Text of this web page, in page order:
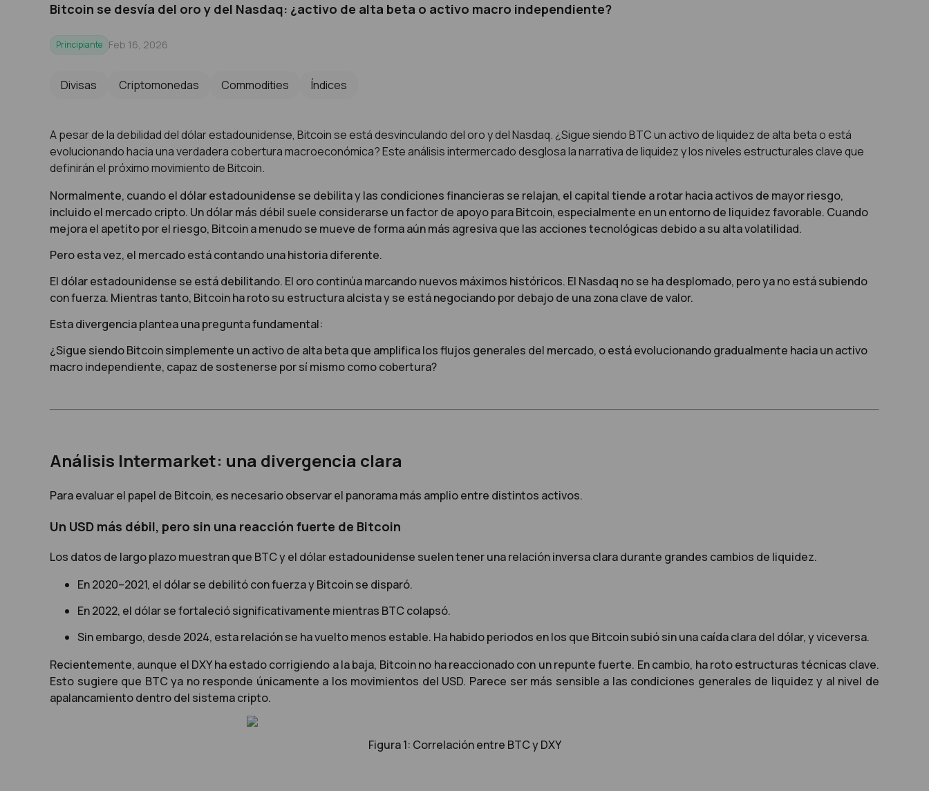
Bitcoin se desvía del oro y del Nasdaq: ¿activo de alta beta o activo macro independiente?
Principiante Feb 16, 2026
Divisas Criptomonedas Commodities Índices
A pesar de la debilidad del dólar estadounidense, Bitcoin se está desvinculando del oro y del Nasdaq. ¿Sigue siendo BTC un activo de liquidez de alta beta o está
evolucionando hacia una verdadera cobertura macroeconómica? Este análisis intermercado desglosa la narrativa de liquidez y los niveles estructurales clave que
definirán el próximo movimiento de Bitcoin.
Normalmente, cuando el dólar estadounidense se debilita y las condiciones financieras se relajan, el capital tiende a rotar hacia activos de mayor riesgo,
incluido el mercado cripto. Un dólar más débil suele considerarse un factor de apoyo para Bitcoin, especialmente en un entorno de liquidez favorable. Cuando
mejora el apetito por el riesgo, Bitcoin a menudo se mueve de forma aún más agresiva que las acciones tecnológicas debido a su alta volatilidad.
Pero esta vez, el mercado está contando una historia diferente.
El dólar estadounidense se está debilitando. El oro continúa marcando nuevos máximos históricos. El Nasdaq no se ha desplomado, pero ya no está subiendo
con fuerza. Mientras tanto, Bitcoin ha roto su estructura alcista y se está negociando por debajo de una zona clave de valor.
Esta divergencia plantea una pregunta fundamental:
¿Sigue siendo Bitcoin simplemente un activo de alta beta que amplifica los flujos generales del mercado, o está evolucionando gradualmente hacia un activo
macro independiente, capaz de sostenerse por sí mismo como cobertura?
Análisis Intermarket: una divergencia clara
Para evaluar el papel de Bitcoin, es necesario observar el panorama más amplio entre distintos activos.
Un USD más débil, pero sin una reacción fuerte de Bitcoin
Los datos de largo plazo muestran que BTC y el dólar estadounidense suelen tener una relación inversa clara durante grandes cambios de liquidez.
En 2020–2021, el dólar se debilitó con fuerza y Bitcoin se disparó.
En 2022, el dólar se fortaleció significativamente mientras BTC colapsó.
Sin embargo, desde 2024, esta relación se ha vuelto menos estable. Ha habido periodos en los que Bitcoin subió sin una caída clara del dólar, y viceversa.
Recientemente, aunque el DXY ha estado corrigiendo a la baja, Bitcoin no ha reaccionado con un repunte fuerte. En cambio, ha roto estructuras técnicas clave.
Esto sugiere que BTC ya no responde únicamente a los movimientos del USD. Parece ser más sensible a las condiciones generales de liquidez y al nivel de
apalancamiento dentro del sistema cripto.
Figura 1: Correlación entre BTC y DXY